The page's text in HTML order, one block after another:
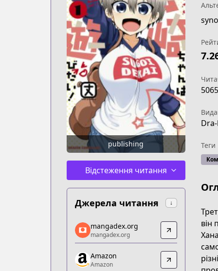
publishing
Відстеження читання
Джерела читання ↓
mangadex.org
mangadex.org
https://mangadex.org/title/5a90308a-
Amazon
mangadex.org
mangadex.org
Amazon
Amazon
Теги
він